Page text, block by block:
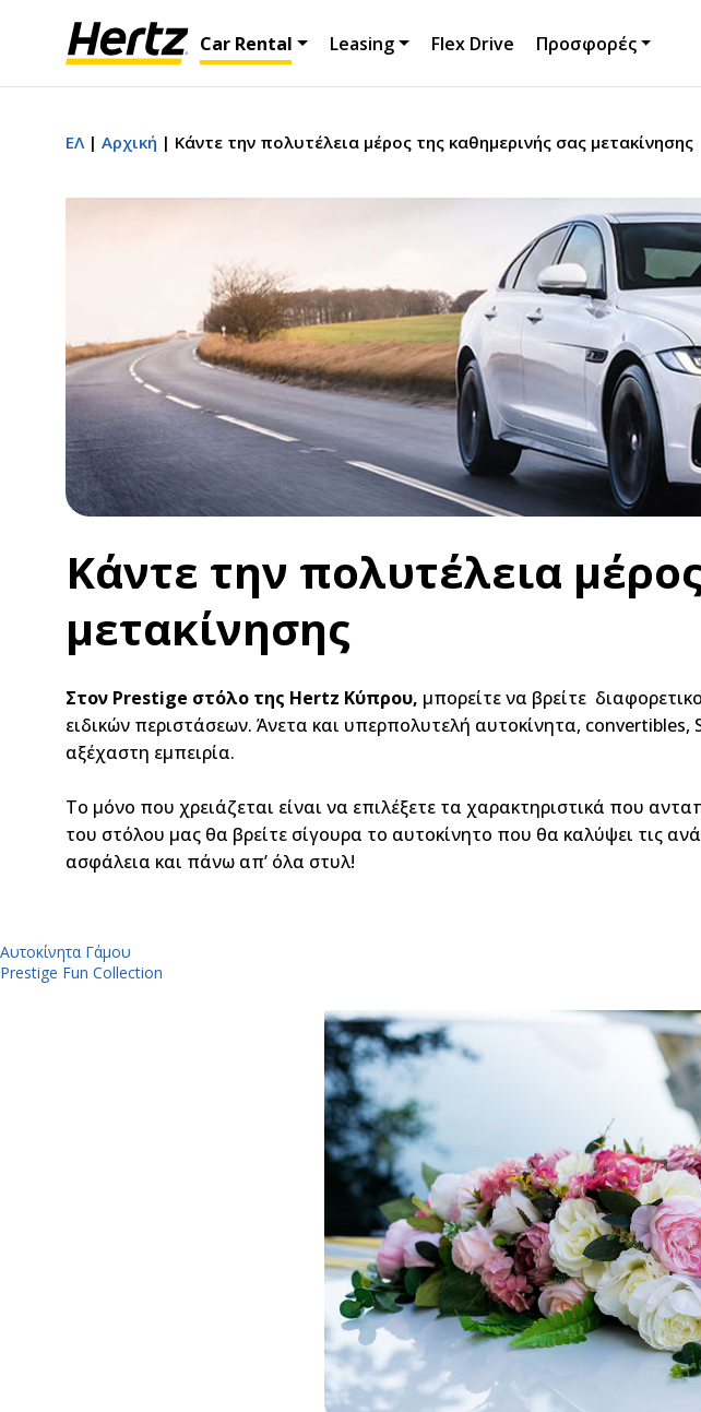
Car Rental Leasing Flex Drive Προσφορές
ΕΛ Αρχική Κάντε την πολυτέλεια μέρος της καθημερινής σας μετακίνησης
Κάντε την πολυτέλεια
μετακίνησης
Στον Prestige στόλο της Hertz Κύπρου, μπορείτε να βρείτε
ειδικών περιστάσεων. Άνετα και υπερπολυτελή αυτοκίνητα, convertibles,
αξέχαστη εμπειρία.
Το μόνο που χρειάζεται είναι να επιλέξετε τα χαρακτηριστικά που
του στόλου μας θα βρείτε σίγουρα το αυτοκίνητο που θα καλύψει τις
ασφάλεια και πάνω απ’ όλα στυλ!
Αυτοκίνητα Γάμου
Prestige Fun Collection